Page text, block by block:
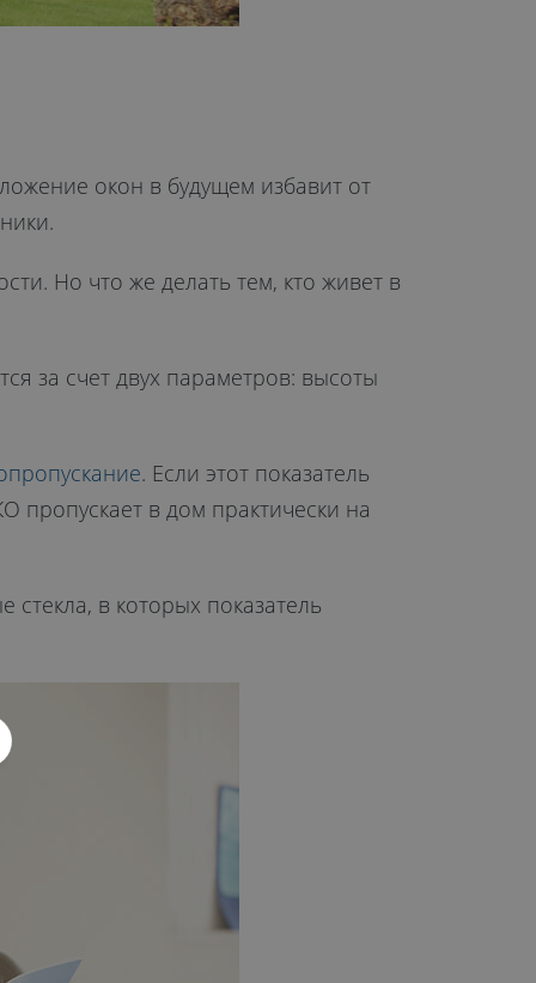
окон в будущем избавит от
Но что же делать тем, кто живет в
за счет двух параметров: высоты
. Если этот показатель
пропускает в дом практически на
в которых показатель